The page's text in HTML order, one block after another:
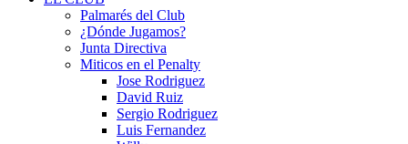
Palmarés del Club
¿Dónde Jugamos?
Junta Directiva
Miticos en el Penalty
Jose Rodriguez
David Ruiz
Sergio Rodriguez
Luis Fernandez